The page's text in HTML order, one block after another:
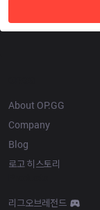
About OP.GG
Company
Blog
로고 히스토리
리그오브레전드